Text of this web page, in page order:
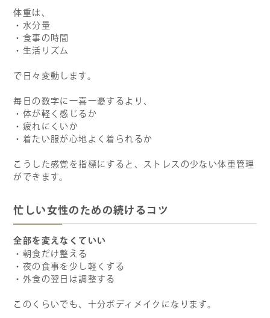
体重は、
・水分量
・食事の時間
・生活リズム
で日々変動します。
毎日の数字に一喜一憂するより、
・体が軽く感じるか
・疲れにくいか
・着たい服が心地よく着られるか
こうした感覚を指標にすると、ストレスの少ない体重管理
ができます。
忙しい女性のための続けるコツ
全部を変えなくていい
・朝食だけ整える
・夜の食事を少し軽くする
・外食の翌日は調整する
このくらいでも、十分ボディメイクになります。